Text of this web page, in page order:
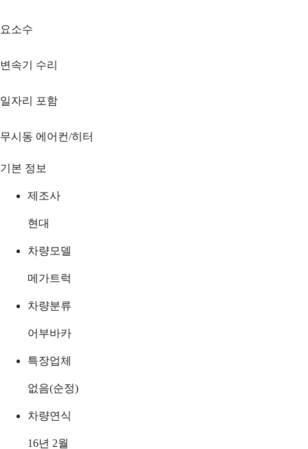
요소수
변속기 수리
일자리 포함
무시동 에어컨/히터
기본 정보
제조사
현대
차량모델
메가트럭
차량분류
어부바카
특장업체
없음(순정)
차량연식
16년 2월